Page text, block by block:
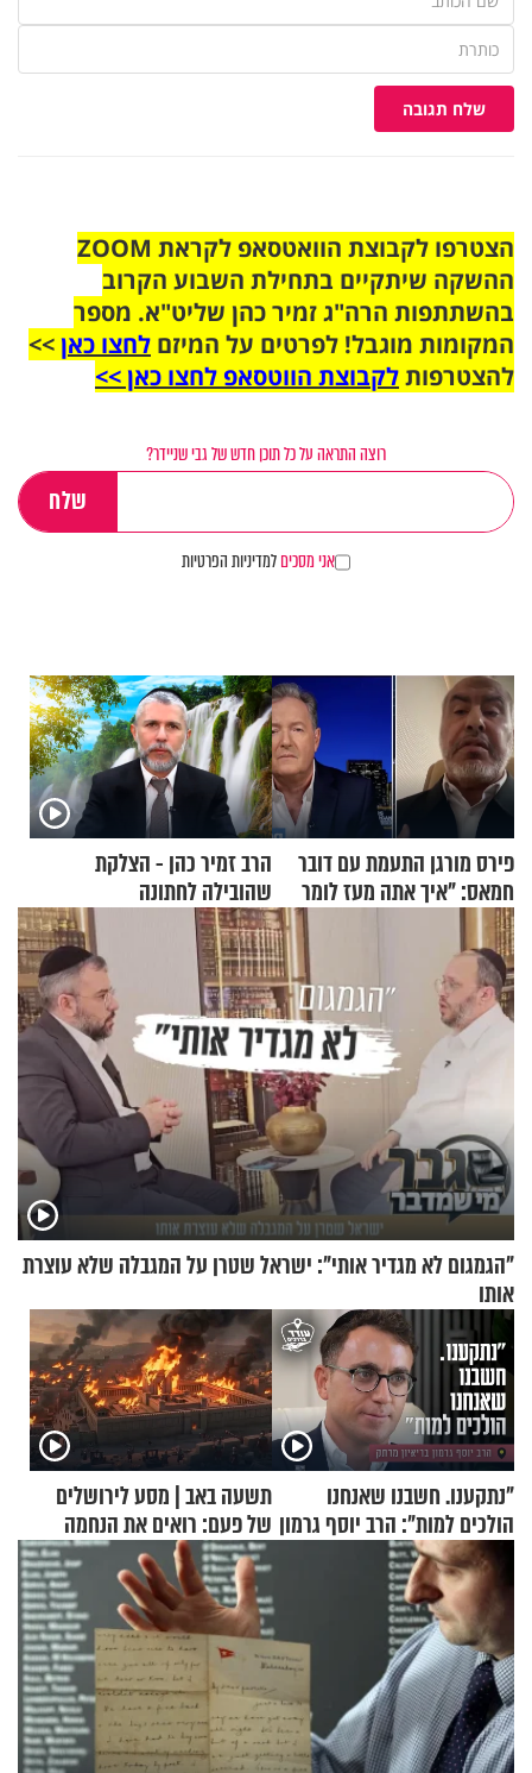
שלח תגובה
הצטרפו לקבוצת הוואטסאפ לקראת ZOOM
ההשקה שיתקיים בתחילת השבוע הקרוב
בהשתתפות הרה"ג זמיר כהן שליט"א. מספר
המקומות מוגבל! לפרטים על המיזם לחצו כאן>>
להצטרפותלקבוצת הווטסאפ לחצו כאן >>
רוצה התראה על כל תוכן חדש של גבי שניידר?
אני מסכיםלמדיניות הפרטיות
פירס מורגן התעמת עם דובר
חמאס: "איך אתה מעז לומר
שלא ביצעתם פשעי מלחמה?!"
הרב זמיר כהן - הצלקת
שהובילה לחתונה
"הגמגום לא מגדיר אותי": ישראל שטרן על המגבלה שלא עוצרת
אותו
"נתקענו. חשבנו שאנחנו
הולכים למות": הרב יוסף גרמון
בריאיון מרתק
תשעה באב | מסע לירושלים
של פעם: רואים את הנחמה